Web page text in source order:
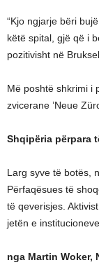
“Kjo ngjarje bëri
këtë spital, gjë që i
pozitivisht në
Më poshtë shkrimi i
zvicerane ​’Neue
Shqipëria përpara
Larg syve të botës,
Përfaqësues të
të qeverisjes.
jetën e institucioneve
nga Martin Woker,